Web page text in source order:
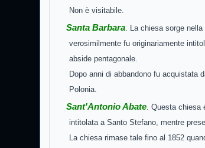
Non è visitabile.
Santa Barbara. La chiesa sorge
verosimilmente fu originariamente
abside pentagonale.
Dopo anni di abbandono fu acquistata
Polonia.
Sant'Antonio Abate. Questa chiesa
intitolata a Santo Stefano, mentre
La chiesa rimase tale fino al 1852